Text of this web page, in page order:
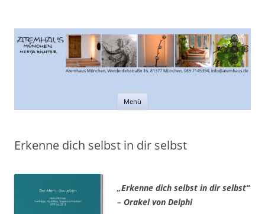
Menü
springen
Erkenne dich selbst in dir selbst
„Erkenne dich selbst in dir selbst“
– Orakel von Delphi